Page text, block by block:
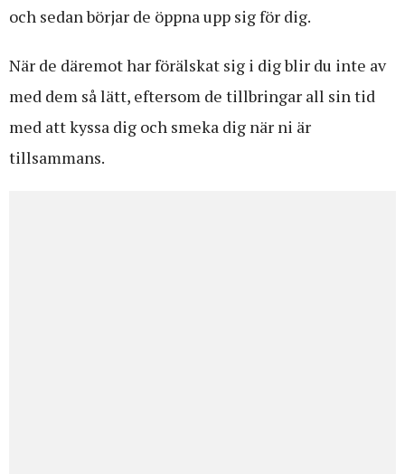
och sedan börjar de öppna upp sig för dig.
När de däremot har förälskat sig i dig blir du inte av
med dem så lätt, eftersom de tillbringar all sin tid
med att kyssa dig och smeka dig när ni är
tillsammans.